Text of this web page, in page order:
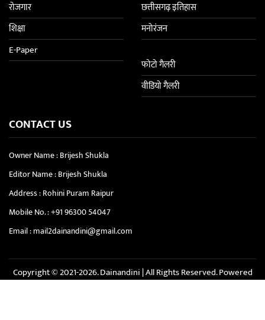
रोजगार
शिक्षा
E-Paper
छत्तीसगढ़ इतिहास
मनोरंजन
फोटो गैलरी
वीडियो गैलरी
CONTACT US
Owner Name : Brijesh Shukla
Editor Name : Brijesh Shukla
Address : Rohini Puram Raipur
Mobile No. :+91 96300 54047
Email :mail2dainandini@gmail.com
Copyright © 2021-2026. Dainandini | All Rights Reserved. Powered